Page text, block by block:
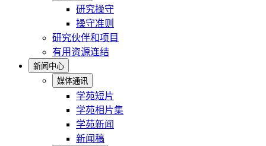
研究操守
操守准则
研究伙伴和项目
有用资源连结
新闻中心
媒体通讯
学苑短片
学苑相片集
学苑新闻
新闻稿